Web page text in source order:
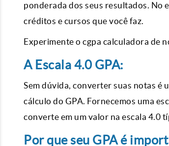
ponderada dos seus resultados. No
créditos e cursos que você faz.
Experimente o cgpa calculadora de
A Escala 4.0 GPA:
Sem dúvida, converter suas notas é
cálculo do GPA. Fornecemos uma
converte em um valor na escala 4.0
Por que seu GPA é